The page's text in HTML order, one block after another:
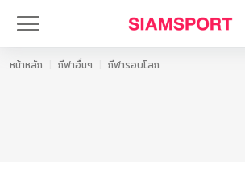
หน้าหลัก กีฬาอื่นๆ กีฬารอบโลก